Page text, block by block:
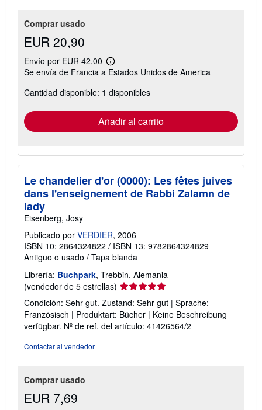
Comprar usado
EUR 20,90
Envío por EUR 42,00
Más
información
las
tarifas
envío
Se envía de Francia a Estados Unidos de America
Cantidad disponible: 1 disponibles
Añadir al carrito
Le chandelier d'or (0000): Les fêtes juives
dans l'enseignement de Rabbi Zalamn de
lady
Eisenberg, Josy
Publicado por VERDIER, 2006
ISBN 10: 2864324822 / ISBN 13: 9782864324829
Antiguo o usado / Tapa blanda
Librería: Buchpark, Trebbin, Alemania
(vendedor de 5 estrellas) Calificación
vendedor:
5
de
Condición: Sehr gut. Zustand: Sehr gut | Sprache:
Französisch | Produktart: Bücher | Keine Beschreibung
verfügbar. Nº de ref. del artículo: 41426564/2
Contactar al vendedor
Comprar usado
EUR 7,69